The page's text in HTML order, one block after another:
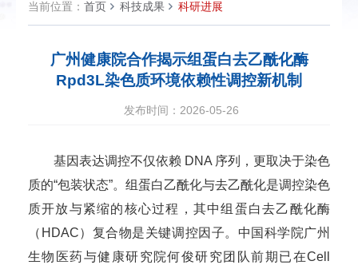
当前位置： 首页 科技成果 科研进展
广州健康院合作揭示组蛋白去乙酰化酶
Rpd3L染色质环境依赖性调控新机制
发布时间：2026-05-26
基因表达调控不仅依赖 DNA 序列，更取决于染色
质的“包装状态”。组蛋白乙酰化与去乙酰化是调控染色
质开放与紧缩的核心过程，其中组蛋白去乙酰化酶
（HDAC）复合物是关键调控因子。中国科学院广州
生物医药与健康研究院何俊研究团队前期已在Cell